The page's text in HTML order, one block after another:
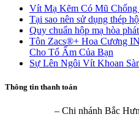
Vít Mạ Kẽm Có Mũ Chống
Tại sao nên sử dụng thép
Quy chuẩn hộp mạ hòa phát
Tôn Zacs®+ Hoa Cương
Cho Tổ Ấm Của Bạn
Sự Lên Ngôi Vít Khoan
Thông tin thanh toán
– Chi nhánh Bắc